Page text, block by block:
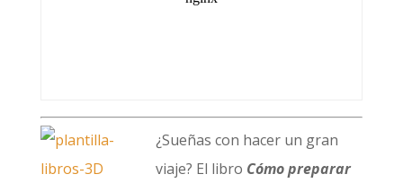
¿Sueñas con hacer un gran
viaje? El libro Cómo preparar